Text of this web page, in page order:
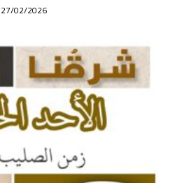
27/02/2026